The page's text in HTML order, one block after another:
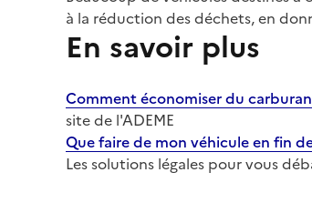
à la réduction des déchets, en
En savoir plus
Comment économiser du
site de l'ADEME
Que faire de mon véhicule en fin
Les solutions légales pour vous